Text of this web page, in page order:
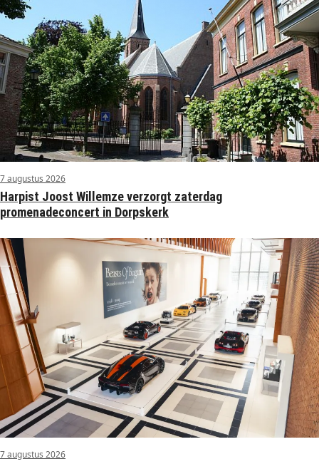
7 augustus 2026
Harpist Joost Willemze verzorgt zaterdag
promenadeconcert in Dorpskerk
7 augustus 2026